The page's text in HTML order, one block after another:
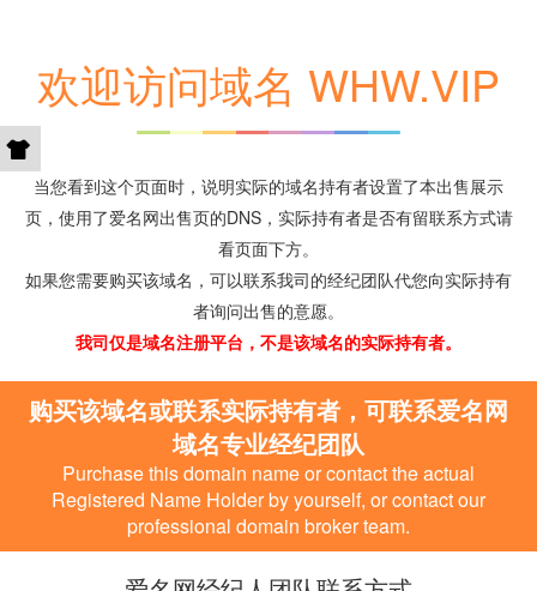
欢迎访问域名 WHW.VIP
当您看到这个页面时，说明实际的域名持有者设置了本出售展示
页，使用了爱名网出售页的DNS，实际持有者是否有留联系方式请
看页面下方。
如果您需要购买该域名，可以联系我司的经纪团队代您向实际持有
者询问出售的意愿。
我司仅是域名注册平台，不是该域名的实际持有者。
购买该域名或联系实际持有者，可联系爱名网
域名专业经纪团队
Purchase this domain name or contact the actual
Registered Name Holder by yourself, or contact our
professional domain broker team.